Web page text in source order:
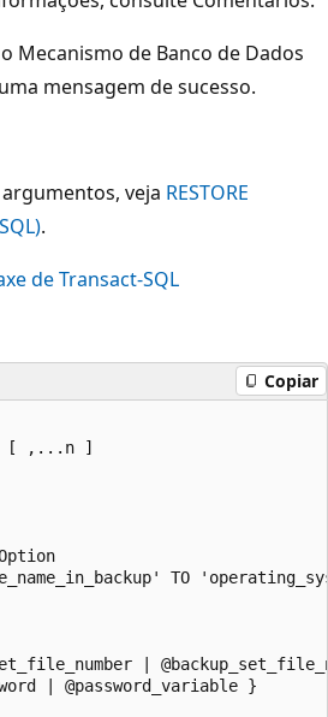
Mecanismo de Banco de Dados
mensagem de sucesso.
veja RESTORE
.
de Transact-SQL
Copiar
[ ,...n ]
TO
|
| @password_variable }